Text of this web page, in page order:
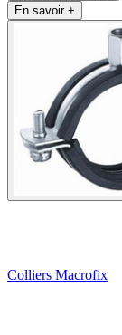
En savoir +
Colliers Macrofix